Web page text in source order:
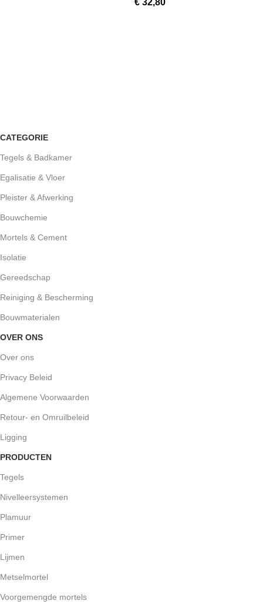
CATEGORIE
Tegels & Badkamer
Egalisatie & Vloer
Pleister & Afwerking
Bouwchemie
Mortels & Cement
Isolatie
Gereedschap
Reiniging & Bescherming
Bouwmaterialen
OVER ONS
Over ons
Privacy Beleid
Algemene Voorwaarden
Retour- en Omruilbeleid
Ligging
PRODUCTEN
Tegels
Nivelleersystemen
Plamuur
Primer
Lijmen
Metselmortel
Voorgemengde mortels